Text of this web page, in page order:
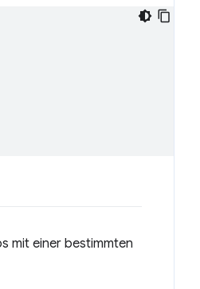
mit einer bestimmten